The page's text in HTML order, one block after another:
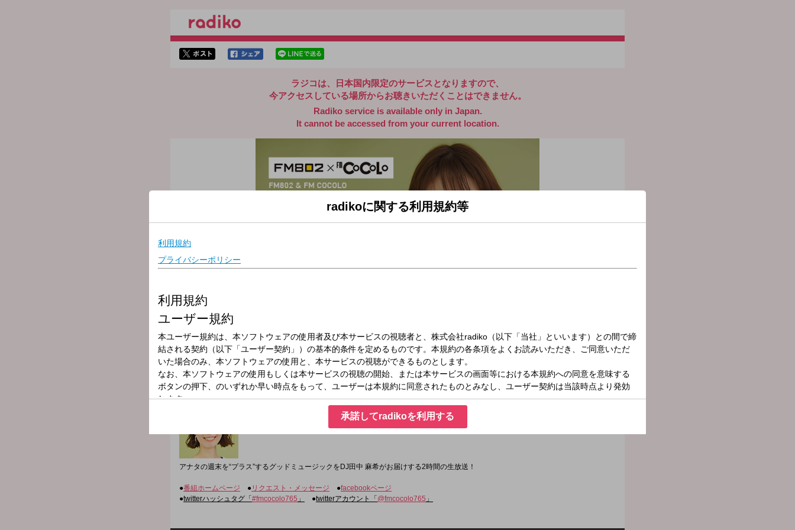
ラジコは、日本国内限定のサービスとなりますので、
今アクセスしている場所からお聴きいただくことはできません。
Radiko service is available only in Japan.
It cannot be accessed from your current location.
放送局
放送時間
2025年12月14日（日）06:00～07:00
番組名
WEEKEND PLUS(6時台)
アナタの週末を“プラス”するグッドミュージックをDJ田中 麻希がお届けする2時間の生放送！
●番組ホームページ ● リクエスト・メッセージ ●facebookページ
●twitterハッシュタグ「 #fmcocolo765 」 ●twitterアカウント「 @fmcocolo765 」
radikoに関する利用規約等
承諾してradikoを利用する